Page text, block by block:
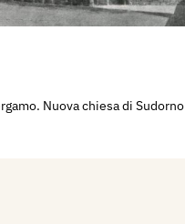
Nuova chiesa di Sudorno